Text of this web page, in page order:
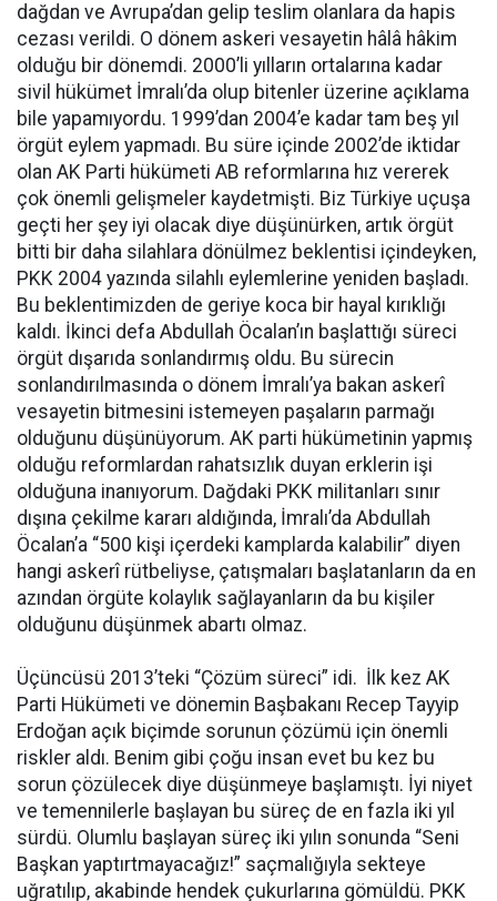
dağdan ve Avrupa’dan gelip teslim olanlara da hapis
cezası verildi. O dönem askeri vesayetin hâlâ hâkim
olduğu bir dönemdi. 2000’li yılların ortalarına kadar
sivil hükümet İmralı’da olup bitenler üzerine açıklama
bile yapamıyordu. 1999’dan 2004’e kadar tam beş yıl
örgüt eylem yapmadı. Bu süre içinde 2002’de iktidar
olan AK Parti hükümeti AB reformlarına hız vererek
çok önemli gelişmeler kaydetmişti. Biz Türkiye uçuşa
geçti her şey iyi olacak diye düşünürken, artık örgüt
bitti bir daha silahlara dönülmez beklentisi içindeyken,
PKK 2004 yazında silahlı eylemlerine yeniden başladı.
Bu beklentimizden de geriye koca bir hayal kırıklığı
kaldı. İkinci defa Abdullah Öcalan’ın başlattığı süreci
örgüt dışarıda sonlandırmış oldu. Bu sürecin
sonlandırılmasında o dönem İmralı’ya bakan askerî
vesayetin bitmesini istemeyen paşaların parmağı
olduğunu düşünüyorum. AK parti hükümetinin yapmış
olduğu reformlardan rahatsızlık duyan erklerin işi
olduğuna inanıyorum. Dağdaki PKK militanları sınır
dışına çekilme kararı aldığında, İmralı’da Abdullah
Öcalan’a “500 kişi içerdeki kamplarda kalabilir” diyen
hangi askerî rütbeliyse, çatışmaları başlatanların da en
azından örgüte kolaylık sağlayanların da bu kişiler
olduğunu düşünmek abartı olmaz.
Üçüncüsü 2013’teki “Çözüm süreci” idi. İlk kez AK
Parti Hükümeti ve dönemin Başbakanı Recep Tayyip
Erdoğan açık biçimde sorunun çözümü için önemli
riskler aldı. Benim gibi çoğu insan evet bu kez bu
sorun çözülecek diye düşünmeye başlamıştı. İyi niyet
ve temennilerle başlayan bu süreç de en fazla iki yıl
sürdü. Olumlu başlayan süreç iki yılın sonunda “Seni
Başkan yaptırtmayacağız!” saçmalığıyla sekteye
uğratılıp, akabinde hendek çukurlarına gömüldü. PKK